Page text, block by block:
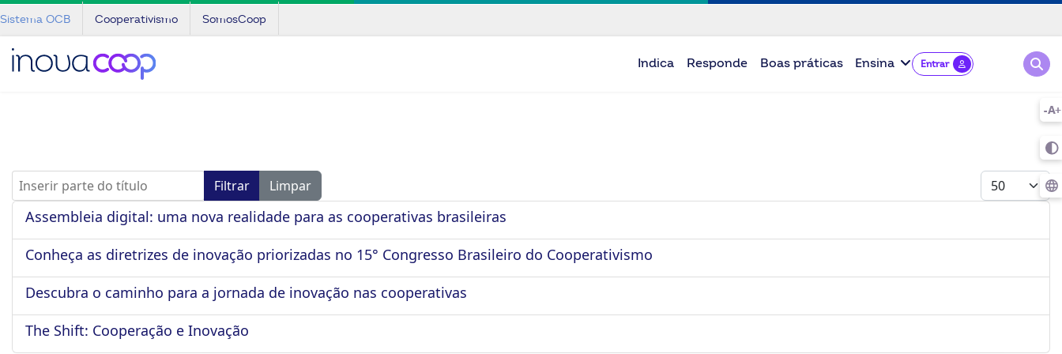
Sistema OCB Cooperativismo SomosCoop
Indica Responde Boas práticas Ensina Entrar
Inserir parte do título Filtrar Limpar Mostrar #
Assembleia digital: uma nova realidade para as cooperativas brasileiras
Conheça as diretrizes de inovação priorizadas no 15° Congresso Brasileiro do Cooperativismo
Descubra o caminho para a jornada de inovação nas cooperativas
The Shift: Cooperação e Inovação